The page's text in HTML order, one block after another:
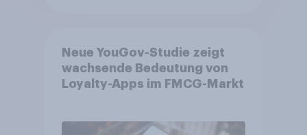
Neue YouGov-Studie zeigt
wachsende Bedeutung von
Loyalty-Apps im FMCG-Markt